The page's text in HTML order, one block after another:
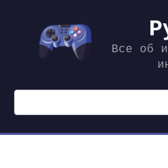
контенту
Все об
Поиск: